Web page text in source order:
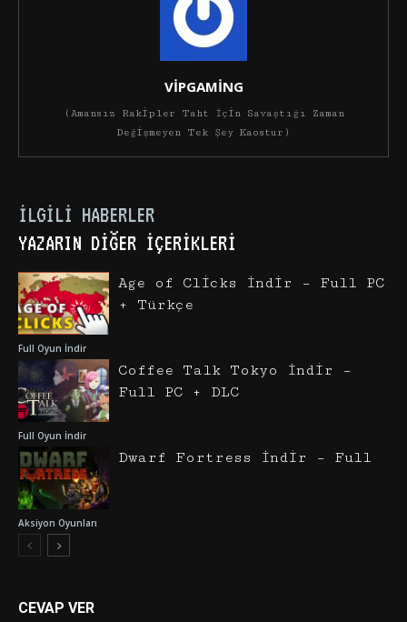
VİPGAMİNG
(Amansız Rakipler Taht İçin Savaştığı Zaman
Değişmeyen Tek Şey Kaostur)
İLGILI HABERLER
YAZARIN DIĞER İÇERIKLERI
Full Oyun İndir
Age of Clicks İndir – Full PC
+ Türkçe
Full Oyun İndir
Coffee Talk Tokyo İndir –
Full PC + DLC
Aksiyon Oyunları
Dwarf Fortress İndir – Full
CEVAP VER